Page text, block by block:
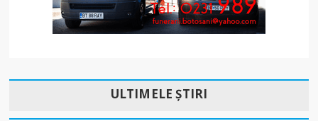
ULTIMELE ȘTIRI